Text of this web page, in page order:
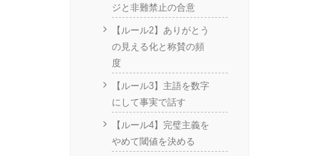
ジと非難禁止の合意
【ルール2】ありがとう
の見える化と称賛の頻
度
【ルール3】主語を数字
にして事実で話す
【ルール4】完璧主義を
やめて閾値を決める